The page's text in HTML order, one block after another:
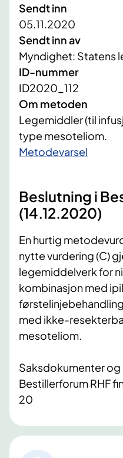
Sendt inn
05.11.2020
Sendt inn av
Myndighet: Statens
ID-nummer
ID2020_112
Om metoden
Legemiddler (til
type mesoteliom.
​Metodevarsel
Beslutning i
(14.12.2020)
En hurtig
nytte vurdering (C)
legemiddelverk for
kombinasjon med
med ikke-
mesoteliom.
Saksdokumenter
Bestillerforum RHF
20